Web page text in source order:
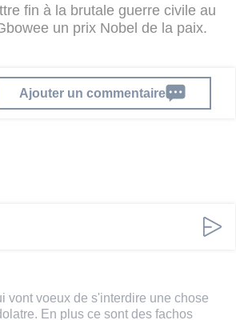
fin à la brutale guerre civile au
un prix Nobel de la paix.
Ajouter un commentaire
vont voeux de s'interdire une chose
En plus ce sont des fachos